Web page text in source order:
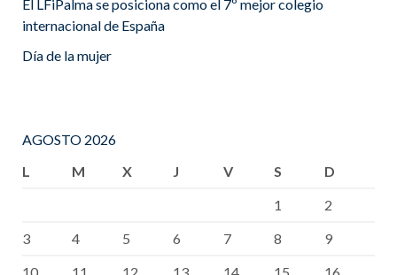
El LFiPalma se posiciona como el 7º mejor colegio
internacional de España
Día de la mujer
AGOSTO 2026
L
M X J V S
D
1
2
3
4 5 6 7 8
9